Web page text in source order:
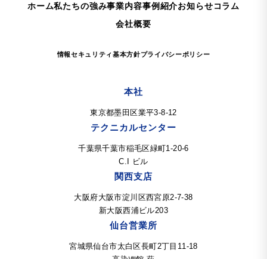
ホーム私たちの強み事業内容事例紹介お知らせコラム
会社概要
情報セキュリティ基本方針プライバシーポリシー
本社
東京都墨田区業平3-8-12
テクニカルセンター
千葉県千葉市稲毛区緑町1-20-6
C.I ビル
関西支店
大阪府大阪市淀川区西宮原2-7-38
新大阪西浦ビル203
仙台営業所
宮城県仙台市太白区長町2丁目11-18